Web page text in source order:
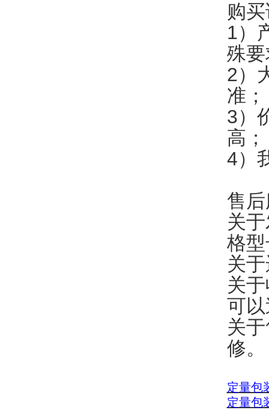
购
1）
殊
2）
准；
3）
高；
4）
售
关
格
关
关
可
关
修。
定量包
定量包